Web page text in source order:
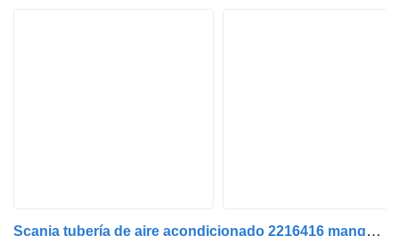
Scania tubería de aire acondicionado 2216416 manguera de aire acondicionado para Scania R440 cabeza tractora